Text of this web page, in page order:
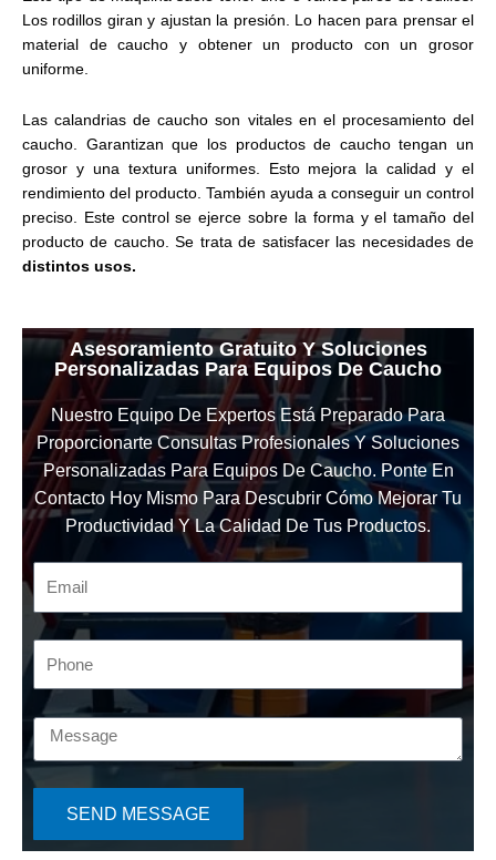
Los rodillos giran y ajustan la presión. Lo hacen para prensar el
material de caucho y obtener un producto con un grosor
uniforme.
Las calandrias de caucho son vitales en el procesamiento del
caucho. Garantizan que los productos de caucho tengan un
grosor y una textura uniformes. Esto mejora la calidad y el
rendimiento del producto. También ayuda a conseguir un control
preciso. Este control se ejerce sobre la forma y el tamaño del
producto de caucho. Se trata de satisfacer las necesidades de
distintos usos.
Asesoramiento Gratuito Y Soluciones
Personalizadas Para Equipos De Caucho
Nuestro Equipo De Expertos Está Preparado Para
Proporcionarte Consultas Profesionales Y Soluciones
Personalizadas Para Equipos De Caucho. Ponte En
Contacto Hoy Mismo Para Descubrir Cómo Mejorar Tu
Productividad Y La Calidad De Tus Productos.
SEND MESSAGE